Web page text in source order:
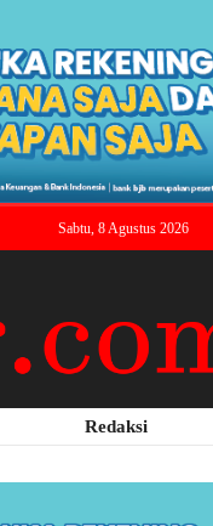
Sabtu, 8 Agustus 2026
Redaksi